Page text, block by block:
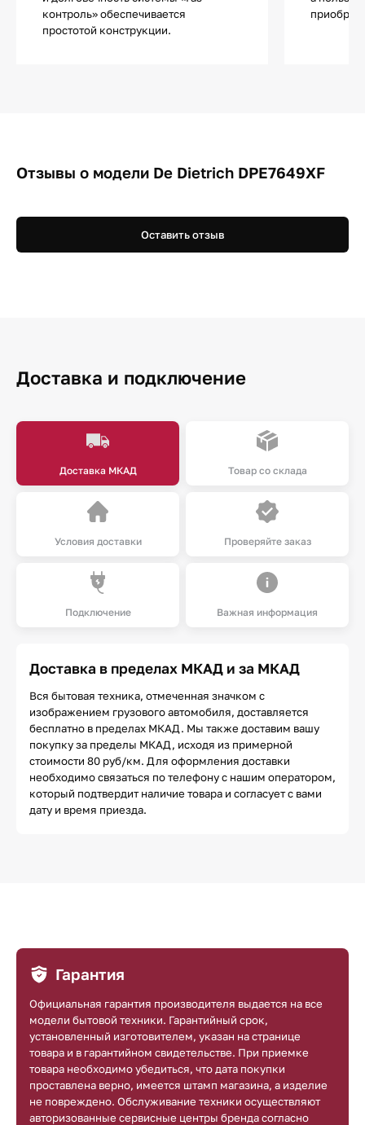
контроль» обеспечивается
простотой конструкции.
Отзывы о модели De Dietrich DPE7649XF
Оставить отзыв
Доставка и подключение
Доставка МКАД Товар со склада
Условия доставки Проверяйте заказ
Подключение Важная информация
Доставка в пределах МКАД и за МКАД
Вся бытовая техника, отмеченная значком с
изображением грузового автомобиля, доставляется
бесплатно в пределах МКАД. Мы также доставим вашу
покупку за пределы МКАД, исходя из примерной
стоимости 80 руб/км. Для оформления доставки
необходимо связаться по телефону с нашим оператором,
который подтвердит наличие товара и согласует с вами
дату и время приезда.
Гарантия
Официальная гарантия производителя выдается на все
модели бытовой техники. Гарантийный срок,
установленный изготовителем, указан на странице
товара и в гарантийном свидетельстве. При приемке
товара необходимо убедиться, что дата покупки
проставлена верно, имеется штамп магазина, а изделие
не повреждено. Обслуживание техники осуществляют
авторизованные сервисные центры бренда согласно